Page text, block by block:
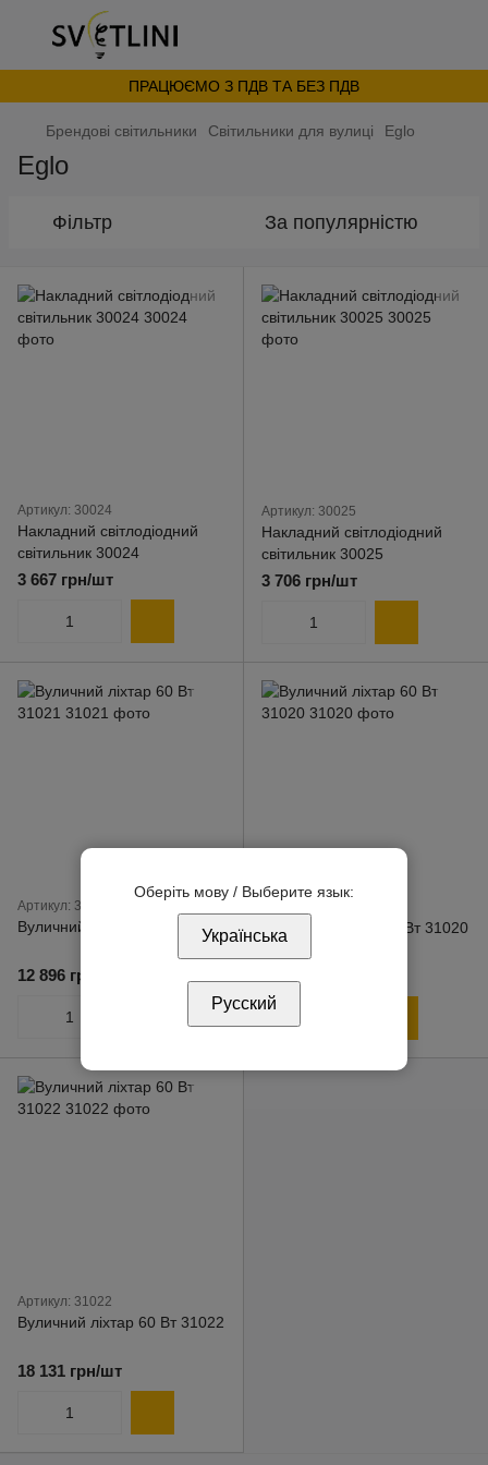
ПРАЦЮЄМО З ПДВ ТА БЕЗ ПДВ
Брендові світильники Світильники для вулиці Eglo
Eglo
Фільтр За популярністю
Артикул: 30024
Накладний світлодіодний
світильник 30024
3 667 грн/шт
Артикул: 30025
Накладний світлодіодний
світильник 30025
3 706 грн/шт
Артикул: 31021
Вуличний ліхтар 60 Вт 31021
12 896 грн/шт
Вуличний ліхтар 60 Вт 31020
Артикул: 31022
Вуличний ліхтар 60 Вт 31022
18 131 грн/шт
Оберіть мову / Выберите язык:
Українська
Русский